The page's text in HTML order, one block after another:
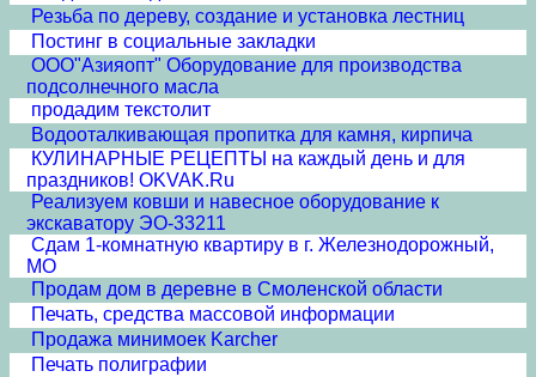
Резьба по дереву, создание и установка лестниц
Постинг в социальные закладки
ООО"Азияопт" Оборудование для производства
подсолнечного масла
продадим текстолит
Водооталкивающая пропитка для камня, кирпича
КУЛИНАРНЫЕ РЕЦЕПТЫ на каждый день и для
праздников! OKVAK.Ru
Реализуем ковши и навесное оборудование к
экскаватору ЭО-33211
Сдам 1-комнатную квартиру в г. Железнодорожный,
МО
Продам дом в деревне в Смоленской области
Печать, средства массовой информации
Продажа минимоек Karcher
Печать полиграфии